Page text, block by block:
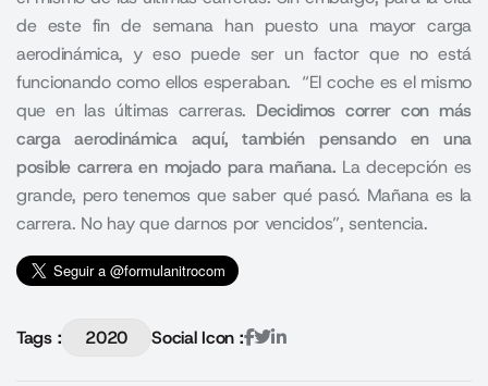
de este fin de semana han puesto una mayor carga
aerodinámica, y eso puede ser un factor que no está
funcionando como ellos esperaban. “El coche es el mismo
que en las últimas carreras. Decidimos correr con más
carga aerodinámica aquí, también pensando en una
posible carrera en mojado para mañana. La decepción es
grande, pero tenemos que saber qué pasó. Mañana es la
carrera. No hay que darnos por vencidos”, sentencia.
Tags : 2020 Social Icon :